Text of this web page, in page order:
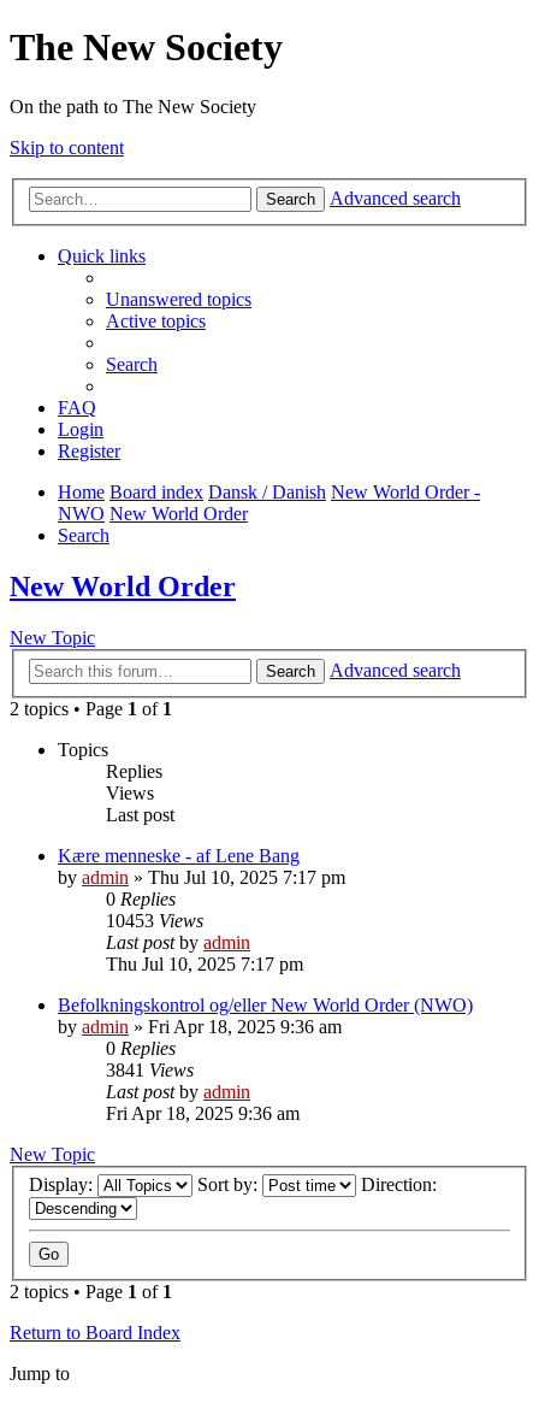
The New Society
On the path to The New Society
Skip to content
Search Advanced search
Quick links
Unanswered topics
Active topics
Search
FAQ
Login
Register
Home Board index Dansk / Danish New World Order -
NWO New World Order
Search
New World Order
New Topic
Search
Advanced search
2 topics • Page 1 of 1
Topics
Replies
Views
Last post
Kære menneske - af Lene Bang
by admin » Thu Jul 10, 2025 7:17 pm
0 Replies
10453 Views
Last postby admin
Thu Jul 10, 2025 7:17 pm
Befolkningskontrol og/eller New World Order (NWO)
by admin » Fri Apr 18, 2025 9:36 am
0 Replies
3841 Views
Last postby admin
Fri Apr 18, 2025 9:36 am
New Topic
Display:
Sort by: Direction:
2 topics • Page 1 of 1
Return to Board Index
Jump to